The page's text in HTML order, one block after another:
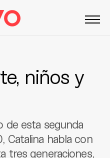
niños y
de esta segunda
Catalina habla con
tres generaciones,